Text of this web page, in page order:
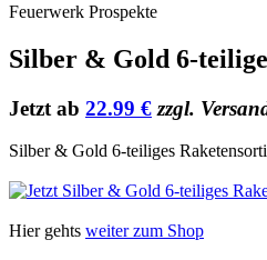
Feuerwerk Prospekte
Silber & Gold 6-
Jetzt ab 22.99 € zzgl.
Silber & Gold 6-teiliges
Hier gehts weiter zum Shop